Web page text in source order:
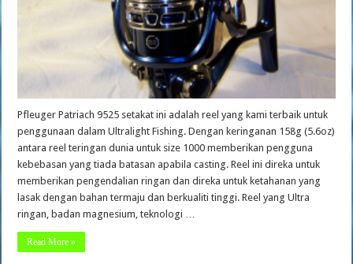
Pfleuger Patriach 9525 setakat ini adalah reel yang kami terbaik untuk
penggunaan dalam Ultralight Fishing. Dengan keringanan 158g (5.6oz)
antara reel teringan dunia untuk size 1000 memberikan pengguna
kebebasan yang tiada batasan apabila casting. Reel ini direka untuk
memberikan pengendalian ringan dan direka untuk ketahanan yang
lasak dengan bahan termaju dan berkualiti tinggi. Reel yang Ultra
ringan, badan magnesium, teknologi …
Read More »